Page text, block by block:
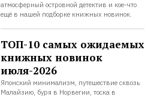
атмосферный островной детектив и кое-что
ещё в нашей подборке книжных новинок.
ТОП-10 самых ожидаемых
книжных новинок
июля-2026
Японский минимализм, путешествие сквозь
Малайзию, буря в Норвегии, тоска в